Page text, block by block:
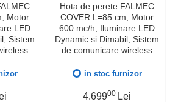
Motor
LED
Sistem
Hota de perete FALMEC
COVER L=85 cm, Motor
600 mc/h, Iluminare LED
Dynamic si Dimabil, Sistem
de comunicare wireless
Garantie 5 ani, Fabricatie
in stoc furnizor
4.69900 Lei